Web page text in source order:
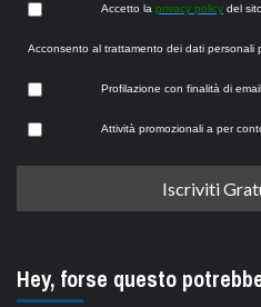
Accetto la privacy policy del sito.
Acconsento al trattamento dei dati personali
Profilazione con finalità di
Attività promozionali a per
Hey, forse questo